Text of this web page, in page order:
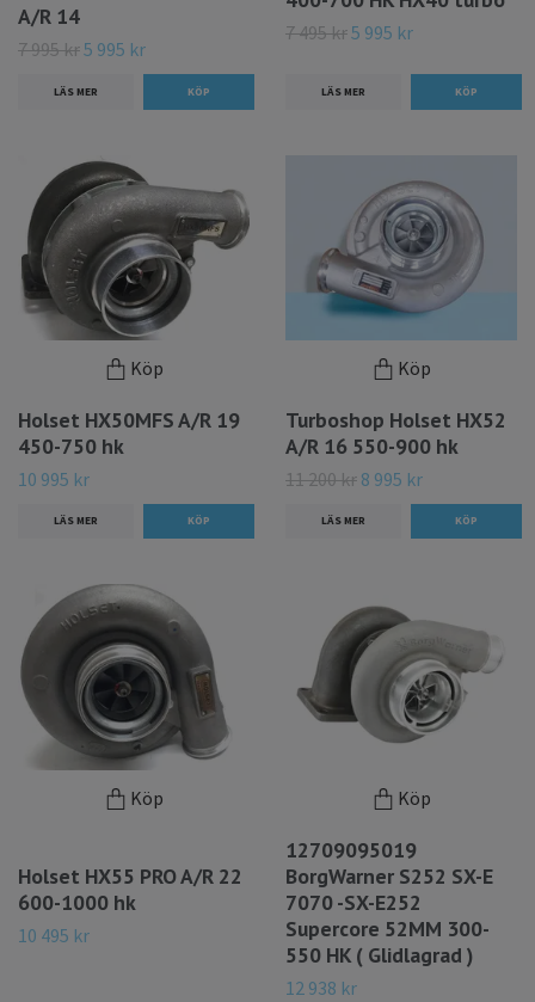
A/R 14
7 995 kr5 995 kr
LÄS MER
7 495 kr5 995 kr
LÄS MER
Köp
Holset HX50MFS A/R 19
450-750 hk
10 995 kr
LÄS MER
Köp
Turboshop Holset HX52
A/R 16 550-900 hk
11 200 kr 8 995 kr
LÄS MER
Köp
Holset HX55 PRO A/R 22
600-1000 hk
10 495 kr
Köp
12709095019
BorgWarner S252 SX-E
7070 -SX-E252
Supercore 52MM 300-
550 HK ( Glidlagrad )
12 938 kr